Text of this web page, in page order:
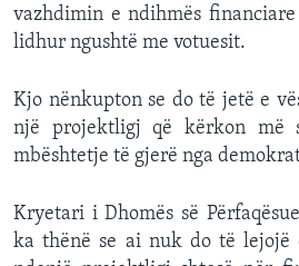
vazhdimin e ndihmës
lidhur ngushtë me votuesit.
Kjo nënkupton se do të jetë e
një projektligj që kërkon më
mbështetje të gjerë nga
Kryetari i Dhomës së
ka thënë se ai nuk do të